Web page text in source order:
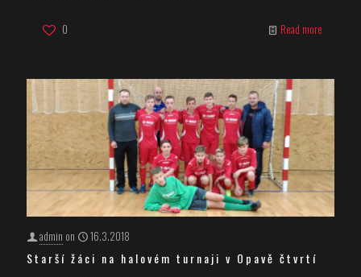
0 Read more
admin on 16.3.2018
Starší žáci na halovém turnaji v Opavě čtvrtí